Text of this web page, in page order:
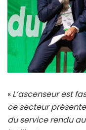
«L’ascenseur est
ce secteur
du service rendu